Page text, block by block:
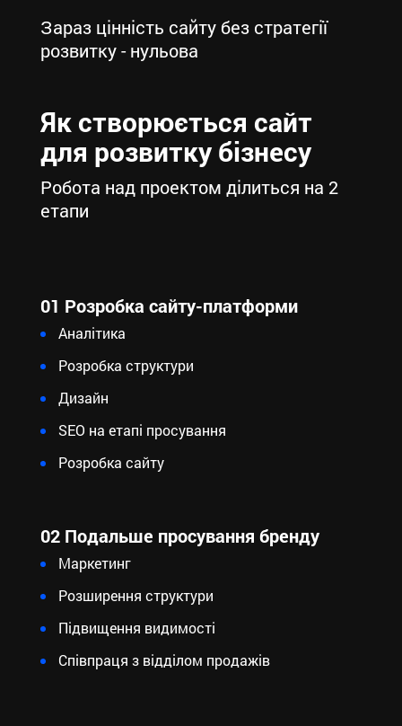
Зараз цінність сайту без стратегії
розвитку - нульова
Як створюється сайт
для розвитку бізнесу
Робота над проектом ділиться на 2
етапи
01 Розробка сайту-платформи
Аналітика
Розробка структури
Дизайн
SEO на етапі просування
Розробка сайту
02 Подальше просування бренду
Маркетинг
Розширення структури
Підвищення видимості
Співпраця з відділом продажів